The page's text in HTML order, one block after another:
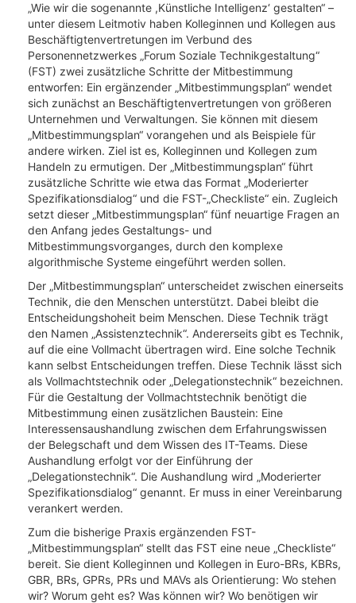
„Wie wir die sogenannte ,Künstliche Intelligenz‘ gestalten“ –
unter diesem Leitmotiv haben Kolleginnen und Kollegen aus
Beschäftigtenvertretungen im Verbund des
Personennetzwerkes „Forum Soziale Technikgestaltung“
(FST) zwei zusätzliche Schritte der Mitbestimmung
entworfen: Ein ergänzender „Mitbestimmungsplan“ wendet
sich zunächst an Beschäftigtenvertretungen von größeren
Unternehmen und Verwaltungen. Sie können mit diesem
„Mitbestimmungsplan“ vorangehen und als Beispiele für
andere wirken. Ziel ist es, Kolleginnen und Kollegen zum
Handeln zu ermutigen. Der „Mitbestimmungsplan“ führt
zusätzliche Schritte wie etwa das Format „Moderierter
Spezifikationsdialog“ und die FST-„Checkliste“ ein. Zugleich
setzt dieser „Mitbestimmungsplan“ fünf neuartige Fragen an
den Anfang jedes Gestaltungs- und
Mitbestimmungsvorganges, durch den komplexe
algorithmische Systeme eingeführt werden sollen.
Der „Mitbestimmungsplan“ unterscheidet zwischen einerseits
Technik, die den Menschen unterstützt. Dabei bleibt die
Entscheidungshoheit beim Menschen. Diese Technik trägt
den Namen „Assistenztechnik“. Andererseits gibt es Technik,
auf die eine Vollmacht übertragen wird. Eine solche Technik
kann selbst Entscheidungen treffen. Diese Technik lässt sich
als Vollmachtstechnik oder „Delegationstechnik“ bezeichnen.
Für die Gestaltung der Vollmachtstechnik benötigt die
Mitbestimmung einen zusätzlichen Baustein: Eine
Interessensaushandlung zwischen dem Erfahrungswissen
der Belegschaft und dem Wissen des IT-Teams. Diese
Aushandlung erfolgt vor der Einführung der
„Delegationstechnik“. Die Aushandlung wird „Moderierter
Spezifikationsdialog“ genannt. Er muss in einer Vereinbarung
verankert werden.
Zum die bisherige Praxis ergänzenden FST-
„Mitbestimmungsplan“ stellt das FST eine neue „Checkliste“
bereit. Sie dient Kolleginnen und Kollegen in Euro-BRs, KBRs,
GBR, BRs, GPRs, PRs und MAVs als Orientierung: Wo stehen
wir? Worum geht es? Was können wir? Wo benötigen wir